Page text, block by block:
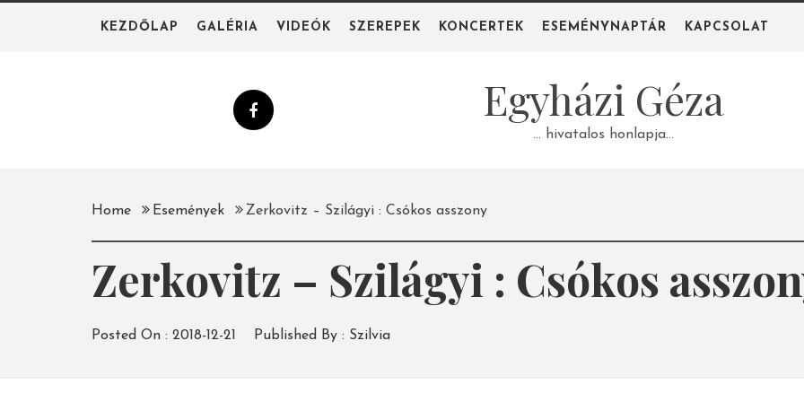
KEZDŐLAP GALÉRIA VIDEÓK SZEREPEK KONCERTEK ESEMÉNYNAPTÁR KAPCSOLAT
Egyházi Géza
… hivatalos honlapja…
Home Események Zerkovitz – Szilágyi : Csókos asszony
Zerkovitz – Szilágyi : Csókos
Posted On : 2018-12-21 Published By : Szilvia